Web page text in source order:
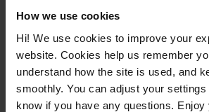
How we use cookies
Hi! We use cookies to improve your
website. Cookies help us remember
understand how the site is used, and
smoothly. You can adjust your
know if you have any questions. Enjoy
是关键。
从小处着手： 即使会有很多
也不要一下子包括所有的信
时，从较少的相关数据开始
建立起来，就增加数量。